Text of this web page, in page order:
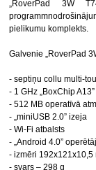
„RoverPad 3W
pielikumu komplekts.
Galvenie „RoverPad
- septiņu collu multi-
- 1 GHz „BoxChip
- 512 MB operatīvā
- „miniUSB 2.0” izeja
- Wi-Fi atbalsts
- „Android 4.0”
- izmēri 192х121х10,5
- svars – 298 g